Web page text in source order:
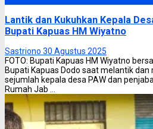
Lantik dan Kukuhkan Kepala
Bupati Kapuas HM Wiyatno
Sastriono 30 Agustus 2025
FOTO: Bupati Kapuas HM Wiyatno
Bupati Kapuas Dodo saat melantik dan
sejumlah kepala desa PAW dan
Rumah Jab ...